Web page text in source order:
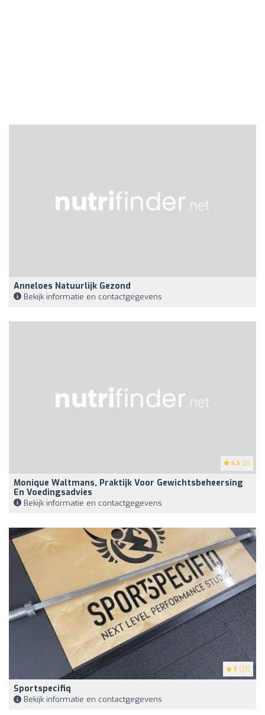
Anneloes Natuurlijk Gezond
Bekijk informatie en contactgegevens
4.5 (2)
Monique Waltmans, Praktijk Voor Gewichtsbeheersing
En Voedingsadvies
Bekijk informatie en contactgegevens
5 (73)
Sportspecifiq
Bekijk informatie en contactgegevens